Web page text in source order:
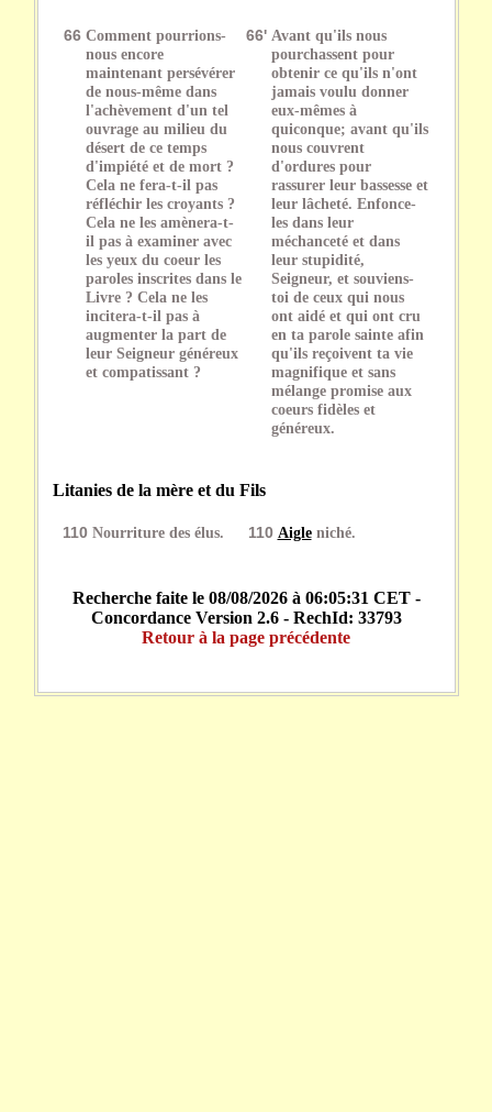
66 Comment pourrions-
nous encore
maintenant persévérer
de nous-même dans
l'achèvement d'un tel
ouvrage au milieu du
désert de ce temps
d'impiété et de mort ?
Cela ne fera-t-il pas
réfléchir les croyants ?
Cela ne les amènera-t-
il pas à examiner avec
les yeux du coeur les
paroles inscrites dans le
Livre ? Cela ne les
incitera-t-il pas à
augmenter la part de
leur Seigneur généreux
et compatissant ?
66' Avant qu'ils nous
pourchassent pour
obtenir ce qu'ils n'ont
jamais voulu donner
eux-mêmes à
quiconque; avant qu'ils
nous couvrent
d'ordures pour
rassurer leur bassesse et
leur lâcheté. Enfonce-
les dans leur
méchanceté et dans
leur stupidité,
Seigneur, et souviens-
toi de ceux qui nous
ont aidé et qui ont cru
en ta parole sainte afin
qu'ils reçoivent ta vie
magnifique et sans
mélange promise aux
coeurs fidèles et
généreux.
Litanies de la mère et du Fils
110 Nourriture des élus. 110 Aigleniché.
Recherche faite le 08/08/2026 à 06:05:31 CET -
Concordance Version 2.6 - RechId: 33793
Retour à la page précédente